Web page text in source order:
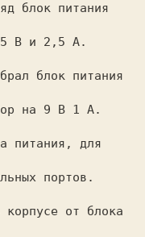
блок питания
5 В и 2,5 А.
блок питания
на 9 В 1 А.
питания, для
портов.
корпусе от блока